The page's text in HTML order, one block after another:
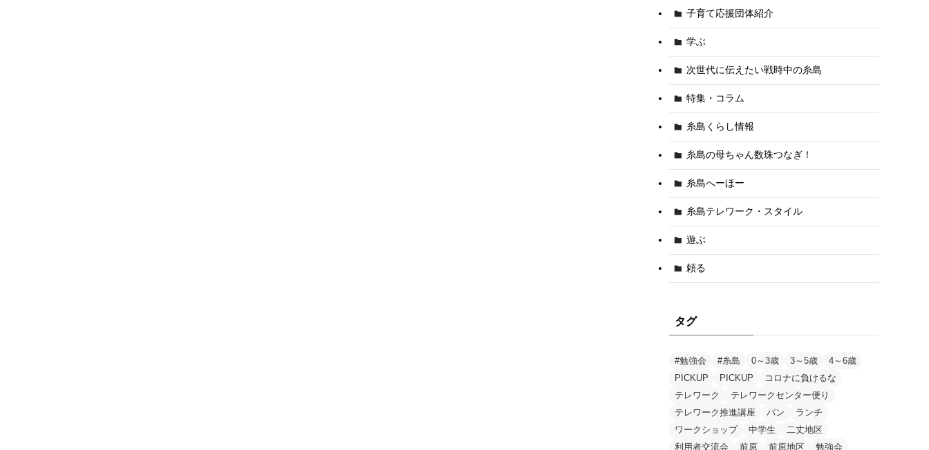
子育て応援団体紹介
学ぶ
次世代に伝えたい戦時中の糸島
特集・コラム
糸島くらし情報
糸島の母ちゃん数珠つなぎ！
糸島へーほー
糸島テレワーク・スタイル
遊ぶ
頼る
タグ
#勉強会 #糸島 0～3歳 3～5歳
4～6歳
PICKUP
PICKUP
コロナに負けるな
テレワーク
テレワークセンター便り
テレワーク推進講座
パン
ランチ
ワークショップ
中学生
二丈地区
利用者交流会
前原 前原地区 勉強会